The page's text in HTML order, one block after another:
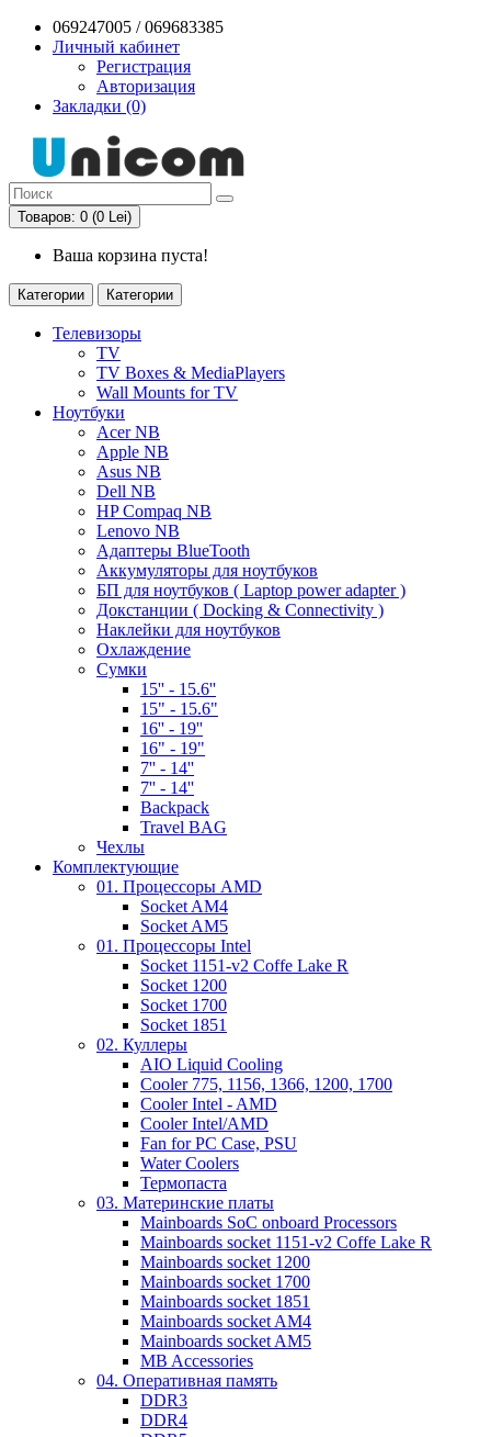
069247005 / 069683385
Личный кабинет
Регистрация
Авторизация
Закладки (0)
Товаров: 0 (0 Lei)
Ваша корзина пуста!
Категории Категории
Телевизоры
TV
TV Boxes & MediaPlayers
Wall Mounts for TV
Ноутбуки
Acer NB
Apple NB
Asus NB
Dell NB
HP Compaq NB
Lenovo NB
Адаптеры BlueTooth
Аккумуляторы для ноутбуков
БП для ноутбуков ( Laptop power adapter )
Докстанции ( Docking & Connectivity )
Наклейки для ноутбуков
Охлаждение
Сумки
15'' - 15.6''
15" - 15.6"
16'' - 19''
16" - 19"
7'' - 14''
7'' - 14''
Backpack
Travel BAG
Чехлы
Комплектующие
01. Процессоры AMD
Socket AM4
Socket AM5
01. Процессоры Intel
Socket 1151-v2 Coffe Lake R
Socket 1200
Socket 1700
Socket 1851
02. Куллеры
AIO Liquid Cooling
Cooler 775, 1156, 1366, 1200, 1700
Cooler Intel - AMD
Cooler Intel/AMD
Fan for PC Case, PSU
Water Coolers
Термопаста
03. Материнские платы
Mainboards SoC onboard Processors
Mainboards socket 1151-v2 Coffe Lake R
Mainboards socket 1200
Mainboards socket 1700
Mainboards socket 1851
Mainboards socket AM4
Mainboards socket AM5
MB Accessories
04. Оперативная память
DDR3
DDR4